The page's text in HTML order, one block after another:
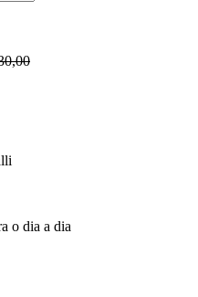
o dia a dia